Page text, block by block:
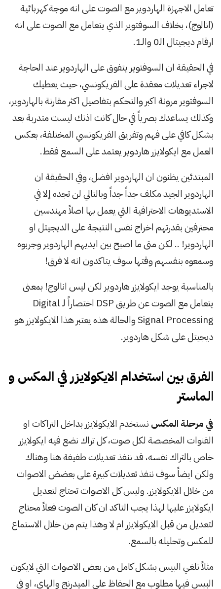
تعامل الاجهزة الهاردوير مع الصوت على انه موجة كهربائية
(انالوج)، بخلاف السوفتوير الذي يتعامل مع الصوت على انه
ارقام ديجيتال الـ0 والـ1.
في الحقيقة ان السوفتوير يتفوق على الهاردوير عند الحاجة
لاجراء تعديلات معقدة على الفريكونسي، حيث يعطيك
السوفتوير مرونة اكبر والتحكم بتفاصيل اكثر مقارنة بالهاردوير،
وكذلك يساعدك بصرياً في حال كانت اذنك ليست متدربة بعد
بشكل كافي على فهم وتفريق الفريكونسي المختلفة، بعكس
العمل مع ايكولايزر هاردوير يعتمد على السمع فقط.
المبتدئين يظنون ان الهاردوير افضل، وفي الحقيقة ان
الهاردوير الجيد مكلف جداً جداً وبالتالي لن تجده إلا في
الاستديوهات الاحترافية التي يعمل بها اصلاً مهندسين
محترفين بقدرتهم اخراج نفس النتيجة على الديجيتل او
الهاردوير! .. لكن متى ما اصبح بين ايديهم الهاردوير وجربوه
وسمعوه بنفسهم وقتها سوف يتاكدون انه لا فرق!
بالمناسبة يوجد ايكولايزر هاردوير لكن ليس انالوج! بمعنى
يتعامل مع الصوت عن طريق DSP اختصاراً لـ Digital
Signal Processing والحالة هذه يعتبر هذا الايكولايزر هو
ديجيتل على شكل هاردوير.
الفرق بين استخدام الايكولايزر في المكس و
الماستر
في مرحلة المكس نستخدم الايكولايزر بداخل التراكات او
القنوات المخصصة لكل صوت، كل تراك نضع فيه ايكولايزر
خاص بالتراك نفسه، قد ننفذ تعديلات طفيفة هنا وهناك
ولكن ايضاً سوف ننفذ تعديلات كبيرة على بعضض الاصوات
من خلال الايكولايزر. وليس كل الاصوات تحتاج لتعديل
ايكولايزر عليها لهذا يجب التاكد ان كان الصوت فعلاً محتاج
لتعديل من قبل الايكولايزر ام لا وهذا يتم من خلال الاستماع
للمكس وتحليله بالسمع.
مثلاً نلغي البيس بشكل كامل من بعض الاصوات التي لايكون
البيس فيها مطلوب مع الحفاظ على الميدرنج والهاي، او في